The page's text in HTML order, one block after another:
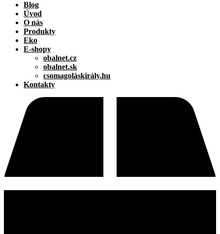
Blog
Úvod
O nás
Produkty
Eko
E-shopy
obalnet.cz
obalnet.sk
csomagoláskirály.hu
Kontakty